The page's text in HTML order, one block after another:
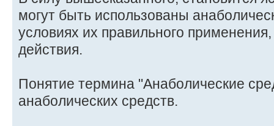
могут быть использованы
условиях их правильного
действия.
Понятие термина "Анаболические
анаболических средств.